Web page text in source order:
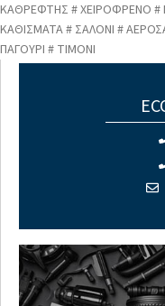
ΚΑΘΡΕΦΤΗΣ # ΧΕΙΡΟΦΡΕΝΟ
ΚΑΘΙΣΜΑΤΑ # ΣΑΛΟΝΙ #
ΠΑΓΟΥΡΙ # ΤΙΜΟΝΙ